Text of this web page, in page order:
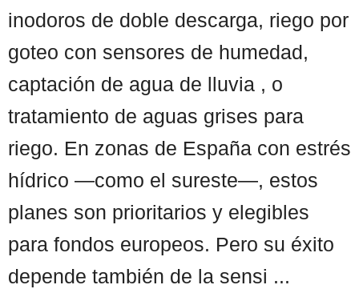
inodoros de doble descarga, riego por
goteo con sensores de humedad,
captación de agua de lluvia , o
tratamiento de aguas grises para
riego. En zonas de España con estrés
hídrico —como el sureste—, estos
planes son prioritarios y elegibles
para fondos europeos. Pero su éxito
depende también de la sensi ...